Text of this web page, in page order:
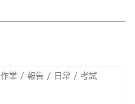
作業 報告 日常
考試